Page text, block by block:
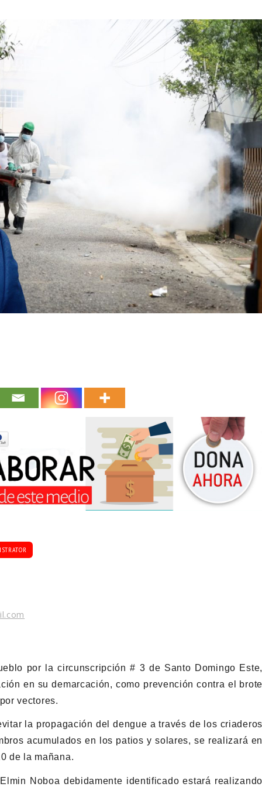
por la circunscripción # 3 de Santo Domingo Este,
en su demarcación, como prevención contra el brote
vectores.
la propagación del dengue a través de los criaderos
acumulados en los patios y solares, se realizará en
de la mañana.
Noboa debidamente identificado estará realizando